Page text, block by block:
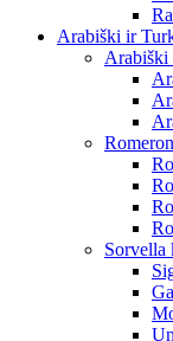
Arabiški ir
Arabiški
Sorvella